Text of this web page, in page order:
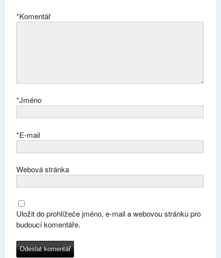
Komentář
*
Jméno
*
E-mail
*
Webová stránka
Uložit do prohlížeče jméno, e-mail a webovou stránku pro
budoucí komentáře.